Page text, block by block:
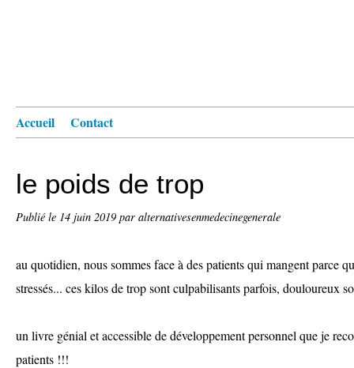
Accueil Contact
le poids de trop
Publié le 14 juin 2019 par alternativesenmedecinegenerale
au quotidien, nous sommes face à des patients qui mangent parce
stressés... ces kilos de trop sont culpabilisants parfois, douloureux
un livre génial et accessible de développement personnel que je
patients !!!